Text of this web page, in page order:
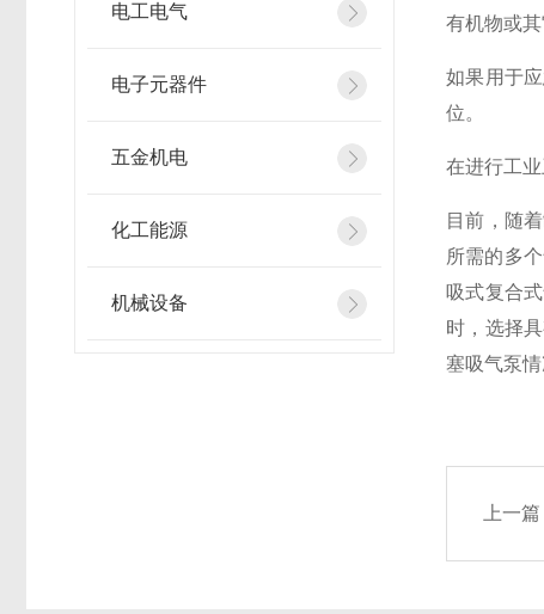
电工电气
电子元器件
五金机电
化工能源
机械设备
有机物或
如果用于
位。
在进行工
目前，随
所需的多
吸式复合
时，选择
塞吸气泵
上一篇